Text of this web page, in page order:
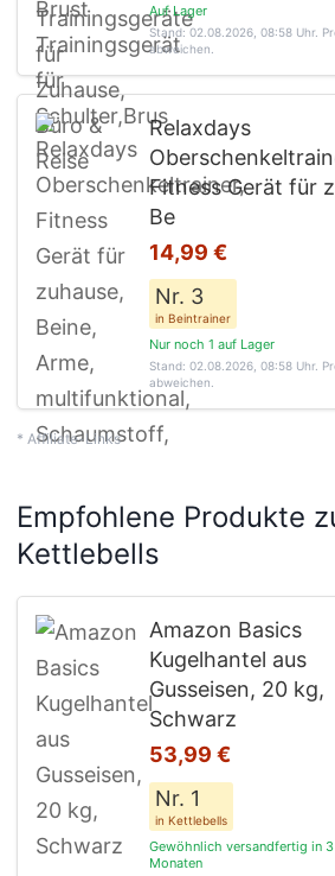
Auf Lager
Stand: 02.08.2026, 08:58 Uhr.
abweichen.
Relaxdays
Fitness Gerät für
Be
14,99 €
Nr. 3
in Beintrainer
Nur noch 1 auf Lager
Stand: 02.08.2026, 08:58 Uhr.
abweichen.
* Affiliate-Links
Empfohlene Produkte
Kettlebells
Amazon Basics
Kugelhantel aus
Gusseisen, 20 kg,
Schwarz
53,99 €
Nr. 1
in Kettlebells
Gewöhnlich versandfertig in
Monaten